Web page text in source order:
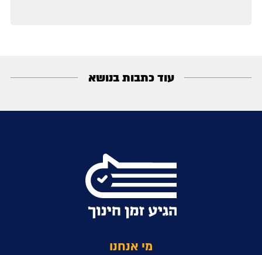
עוד כתבות בנושא
מי אנחנו